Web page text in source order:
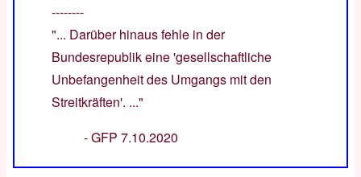
--------
"... Darüber hinaus fehle in der
Bundesrepublik eine 'gesellschaftliche
Unbefangenheit des Umgangs mit den
Streitkräften'. ..."
-GFP 7.10.2020